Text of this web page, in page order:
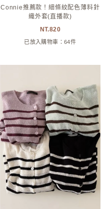
Connie推薦款！細條紋配色薄料針
織外套(直播款)
820
已放入購物車：64件